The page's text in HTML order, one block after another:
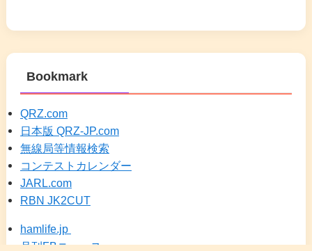
Bookmark
QRZ.com
日本版 QRZ-JP.com
無線局等情報検索
コンテストカレンダー
JARL.com
RBN JK2CUT
hamlife.jp
月刊FBニュース